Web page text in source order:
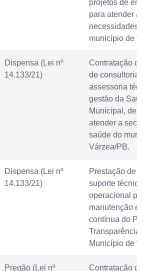
projetos de
para atender
necessidades
município de
Dispensa (Lei nº
14.133/21)
Contratação
de consultoria
assessoria
gestão da
Municipal,
atender a
saúde do
Várzea/PB.
Dispensa (Lei nº
14.133/21)
Prestação de
suporte
operacional
manutenção e
contínua do
Transparência
Município de
Pregão (Lei nº Contratação